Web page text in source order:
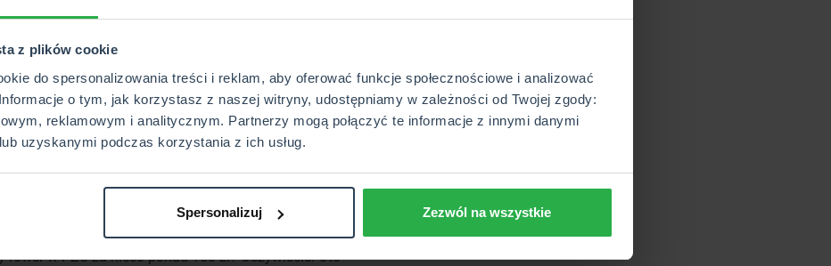
z plików cookie
do spersonalizowania treści i reklam, aby oferować funkcje społecznościowe i analizować
o tym, jak korzystasz z naszej witryny, udostępniamy w zależności od Twojej zgody:
reklamowym i analitycznym. Partnerzy mogą połączyć te informacje z innymi danymi
uzyskanymi podczas korzystania z ich usług.
Spersonalizuj Zezwól na wszystkie
SPRAWDŹ CENĘ
ROWEROWEGO
posłużyliśmy się kalkulatorem online na cuk.pl. Chcemy
zł. Jako zakres ubezpieczenia wybraliśmy wszystkie
bagażu. W PZU można skomponować dowolną
ubezpieczenia nie kupisz OC i pozostałych ubezpieczeń.
w PZU za nieco ponad 150 zł? Oczywiście. Oto